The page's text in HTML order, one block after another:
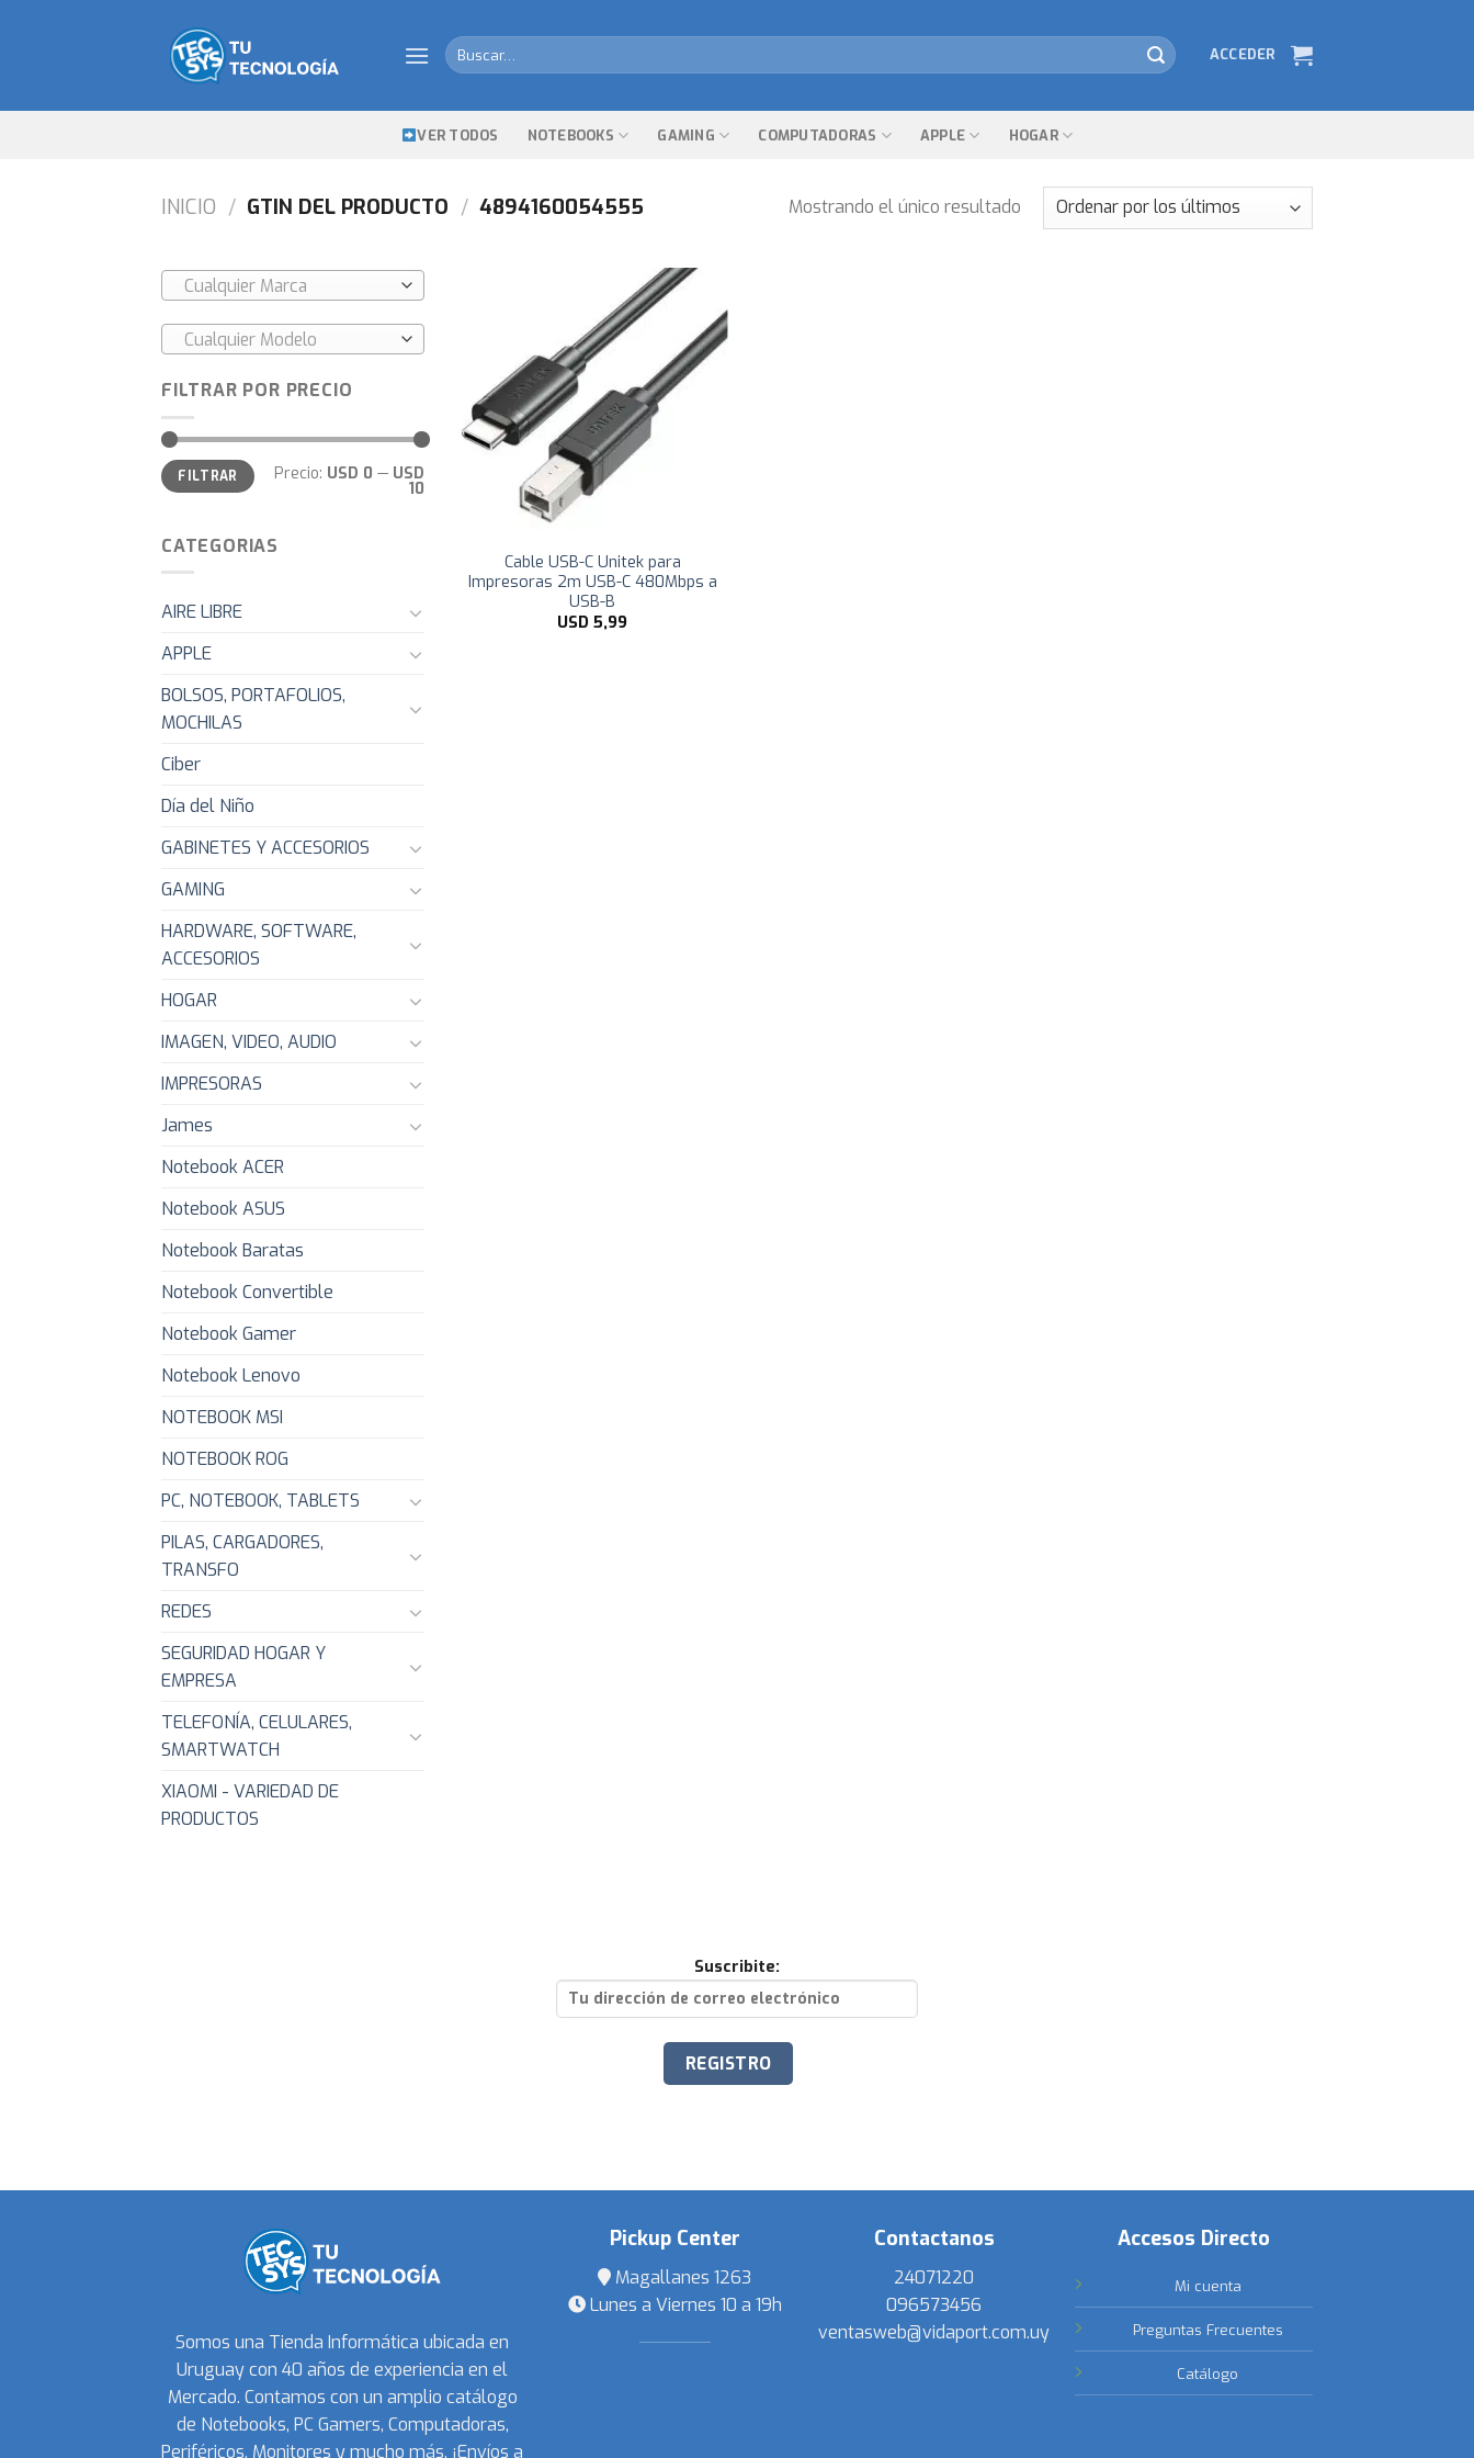
Buscar
por:
ACCEDER
VER TODOS NOTEBOOKS GAMING COMPUTADORAS APPLE HOGAR
INICIO / GTIN DEL PRODUCTO / 4894160054555 Mostrando el único resultado
Cualquier Marca
Cualquier Modelo
FILTRAR POR PRECIO
Precio
mínimo
Precio
máximo
FILTRAR Precio: USD 0 — USD
10
CATEGORIAS
AIRE LIBRE
APPLE
BOLSOS, PORTAFOLIOS,
MOCHILAS
Ciber
Día del Niño
GABINETES Y ACCESORIOS
GAMING
HARDWARE, SOFTWARE,
ACCESORIOS
HOGAR
IMAGEN, VIDEO, AUDIO
IMPRESORAS
James
Notebook ACER
Notebook ASUS
Notebook Baratas
Notebook Convertible
Notebook Gamer
Notebook Lenovo
NOTEBOOK MSI
NOTEBOOK ROG
PC, NOTEBOOK, TABLETS
PILAS, CARGADORES,
TRANSFO
REDES
SEGURIDAD HOGAR Y
EMPRESA
TELEFONÍA, CELULARES,
SMARTWATCH
XIAOMI - VARIEDAD DE
PRODUCTOS
Cable USB-C Unitek para
Impresoras 2m USB-C 480Mbps a
USB-B
USD5,99
Suscribite:
Somos una Tienda Informática ubicada en
Uruguay con 40 años de experiencia en el
Mercado. Contamos con un amplio catálogo
de Notebooks, PC Gamers, Computadoras,
Periféricos, Monitores y mucho más. ¡Envíos a
Pickup Center
Magallanes 1263
Lunes a Viernes 10 a 19h
Contactanos
24071220
096573456
ventasweb@vidaport.com.uy
Accesos Directo
Mi cuenta
Preguntas Frecuentes
Catálogo